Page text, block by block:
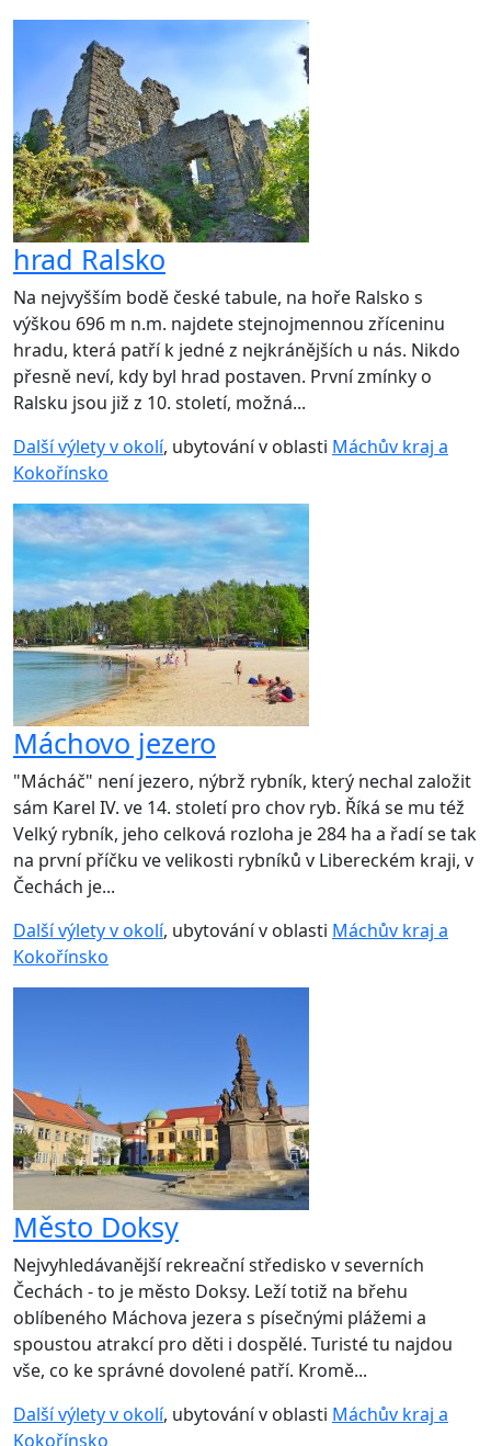
hrad Ralsko
Na nejvyšším bodě české tabule, na hoře Ralsko s
výškou 696 m n.m. najdete stejnojmennou zříceninu
hradu, která patří k jedné z nejkránějších u nás. Nikdo
přesně neví, kdy byl hrad postaven. První zmínky o
Ralsku jsou již z 10. století, možná...
Další výlety v okolí, ubytování v oblasti Máchův kraj a
Kokořínsko
Máchovo jezero
"Mácháč" není jezero, nýbrž rybník, který nechal založit
sám Karel IV. ve 14. století pro chov ryb. Říká se mu též
Velký rybník, jeho celková rozloha je 284 ha a řadí se tak
na první příčku ve velikosti rybníků v Libereckém kraji, v
Čechách je...
Další výlety v okolí, ubytování v oblasti Máchův kraj a
Kokořínsko
Město Doksy
Nejvyhledávanější rekreační středisko v severních
Čechách - to je město Doksy. Leží totiž na břehu
oblíbeného Máchova jezera s písečnými plážemi a
spoustou atrakcí pro děti i dospělé. Turisté tu najdou
vše, co ke správné dovolené patří. Kromě...
Další výlety v okolí, ubytování v oblasti Máchův kraj a
Kokořínsko